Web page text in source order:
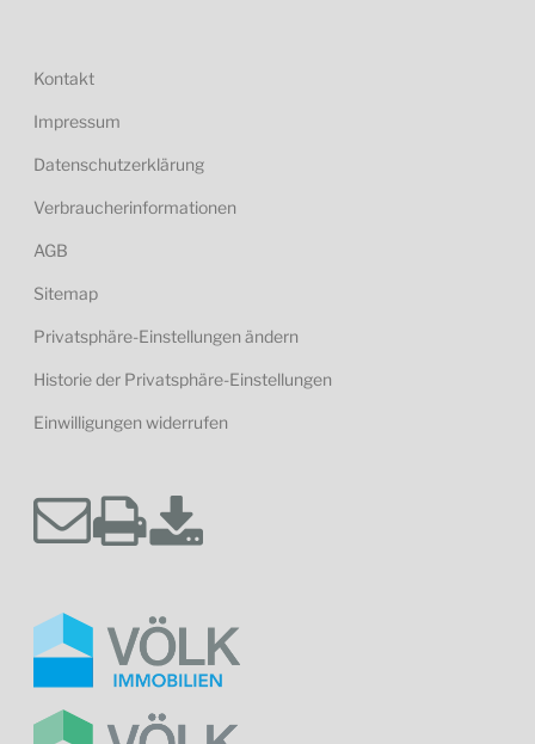
Kontakt
Impressum
Datenschutzerklärung
Verbraucherinformationen
AGB
Sitemap
Privatsphäre-Einstellungen ändern
Historie der Privatsphäre-Einstellungen
Einwilligungen widerrufen